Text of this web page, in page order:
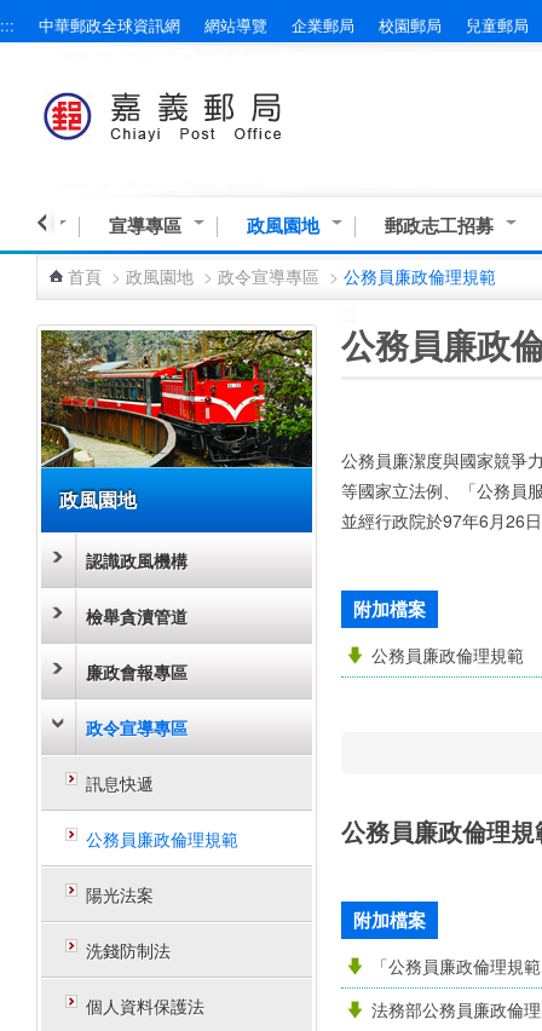
跳到主要內容區塊
::: 中華郵政全球資訊網 網站導覽 企業郵局 校園郵局 兒童郵局
資訊 宣導專區 政風園地 郵政志工招募
首頁 > 政風園地 > 政令宣導專區 > 公務員廉政倫理規範
政風園地
認識政風機構
檢舉貪瀆管道
廉政會報專區
政令宣導專區
訊息快遞
公務員廉政倫理規範
陽光法案
洗錢防制法
個人資料保護法
公務員廉政
公務員廉潔度與國家競爭
等國家立法例、「公務員
並經行政院於97年6月26
附加檔案
公務員廉政倫理規範
公務員廉政倫理
附加檔案
「公務員廉政倫理規
法務部公務員廉政倫